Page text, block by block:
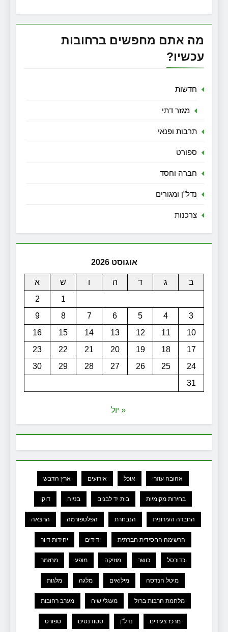
מה אתם מחפשים ברחובות
עכשיו?
חדשות
מגזר דתי
תרבות ופנאי
ספורט
חברה וחסד
נדל"ן ומגורים
צרכנות
אוגוסט 2026
ב ג ד ה ו ש
א
1
2
3
4
5
6
7
8
9
10
11
12
13
14
15
16
17
18
19
20
21
22
23
24
25
26
27
28
29
30
31
« יול
אהובה עוזרי אוכל אירועים ארץ הדבש
בחירות מקומיות בית יד לבנים בנייה דוקו
החברה העירונית הנבחרת הפלטפורמה הרצאה
הרשימה החסידית חברתית ידידים יחידות דיור
כדורסל כושר מוזיקה מופע מחזמר
מיטל הנדסה מילואים מלגה מלגות
מלחמת חרבות ברזל מעגלי שיח מערב רחובות
מרכז צעירים נדל"ן סטודנטים ספורט